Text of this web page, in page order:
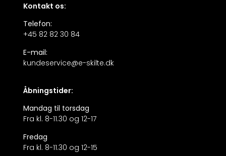
Kontakt os:
Telefon:
+45 82 82 30 84
E-mail:
kundeservice@e-skilte.dk
Åbningstider:
Mandag til torsdag
Fra kl. 8-11.30 og 12-17
Fredag
Fra kl. 8-11.30 og 12-15